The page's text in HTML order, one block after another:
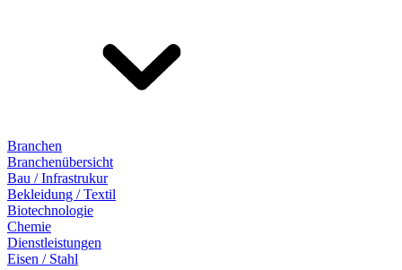
Branchen
Branchenübersicht
Bau / Infrastrukur
Bekleidung / Textil
Biotechnologie
Chemie
Dienstleistungen
Eisen / Stahl